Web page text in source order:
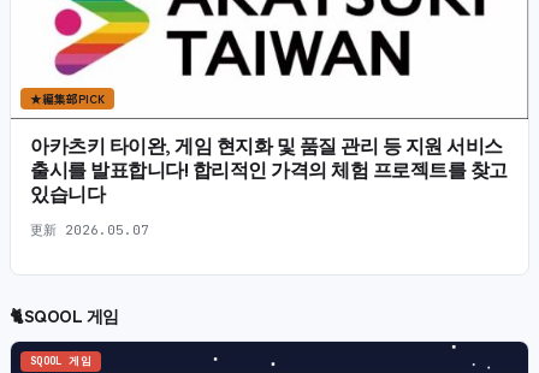
★編集部PICK
아카츠키 타이완, 게임 현지화 및 품질 관리 등 지원 서비스
출시를 발표합니다! 합리적인 가격의 체험 프로젝트를 찾고
있습니다
更新 2026.05.07
🐈SQOOL 게임
SQOOL 게임